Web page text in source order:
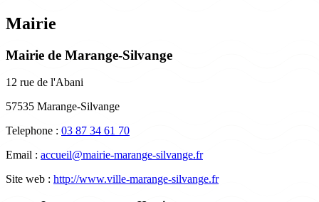
Mairie
Mairie de Marange-Silvange
12 rue de l'Abani
57535 Marange-Silvange
Telephone : 03 87 34 61 70
Email : accueil@mairie-marange-silvange.fr
Site web : http://www.ville-marange-silvange.fr